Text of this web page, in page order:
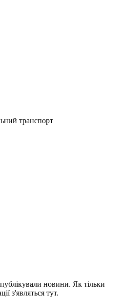
транспорт
новини. Як тільки
з'являться тут.